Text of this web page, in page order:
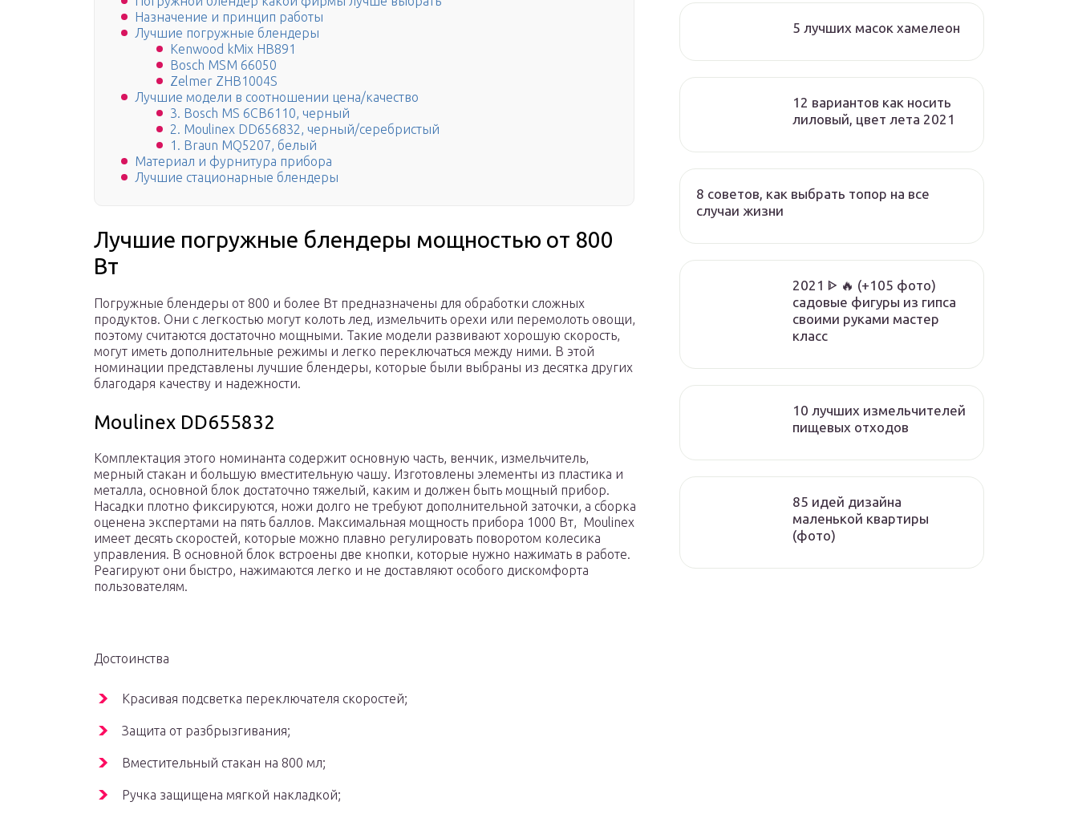
Назначение и принцип работы
Лучшие погружные блендеры
Kenwood kMix HB891
Bosch MSM 66050
Zelmer ZHB1004S
Лучшие модели в соотношении цена/качество
3. Bosch MS 6CB6110, черный
2. Moulinex DD656832, черный/серебристый
1. Braun MQ5207, белый
Материал и фурнитура прибора
Лучшие стационарные блендеры
Лучшие погружные блендеры мощностью от 800
Вт
Погружные блендеры от 800 и более Вт предназначены для обработки сложных
продуктов. Они с легкостью могут колоть лед, измельчить орехи или перемолоть овощи,
поэтому считаются достаточно мощными. Такие модели развивают хорошую скорость,
могут иметь дополнительные режимы и легко переключаться между ними. В этой
номинации представлены лучшие блендеры, которые были выбраны из десятка других
благодаря качеству и надежности.
Moulinex DD655832
Комплектация этого номинанта содержит основную часть, венчик, измельчитель,
мерный стакан и большую вместительную чашу. Изготовлены элементы из пластика и
металла, основной блок достаточно тяжелый, каким и должен быть мощный прибор.
Насадки плотно фиксируются, ножи долго не требуют дополнительной заточки, а сборка
оценена экспертами на пять баллов. Максимальная мощность прибора 1000 Вт, Moulinex
имеет десять скоростей, которые можно плавно регулировать поворотом колесика
управления. В основной блок встроены две кнопки, которые нужно нажимать в работе.
Реагируют они быстро, нажимаются легко и не доставляют особого дискомфорта
пользователям.
Достоинства
Красивая подсветка переключателя скоростей;
Защита от разбрызгивания;
Вместительный стакан на 800 мл;
Ручка защищена мягкой накладкой;
5 лучших масок хамелеон
12 вариантов как носить
лиловый, цвет лета 2021
8 советов, как выбрать топор на все
случаи жизни
2021 ᐈ 🔥 (+105 фото)
садовые фигуры из гипса
своими руками мастер
класс
10 лучших измельчителей
пищевых отходов
85 идей дизайна
маленькой квартиры
(фото)